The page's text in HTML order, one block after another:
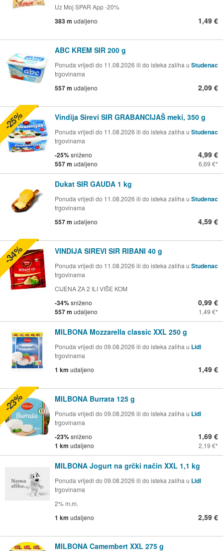
Uz Moj SPAR App -20%
383 m udaljeno 1,49 €
ABC KREM SIR 200 g
Ponuda vrijedi do 11.08.2026 ili do isteka zaliha u Studenac
trgovinama
557 m udaljeno 2,09 €
Vindija Sirevi SIR GRABANCIJAŠ meki, 350 g
Ponuda vrijedi do 11.08.2026 ili do isteka zaliha u Studenac
trgovinama
-25%sniženo
557 m udaljeno
4,99 €
6,69 €
-25%
Dukat SIR GAUDA 1 kg
Ponuda vrijedi do 11.08.2026 ili do isteka zaliha u Studenac
trgovinama
557 m udaljeno 4,59 €
VINDIJA SIREVI SIR RIBANI 40 g
Ponuda vrijedi do 11.08.2026 ili do isteka zaliha u Studenac
trgovinama
CIJENA ZA 2 ILI VIŠE KOM
-34%sniženo
557 m udaljeno
0,99 €
1,49 €
-34%
MILBONA Mozzarella classic XXL 250 g
Ponuda vrijedi do 09.08.2026 ili do isteka zaliha u Lidl
trgovinama
1 km udaljeno 1,49 €
MILBONA Burrata 125 g
Ponuda vrijedi do 09.08.2026 ili do isteka zaliha u Lidl
trgovinama
-23%sniženo
1 km udaljeno
1,69 €
2,19 €
-23%
MILBONA Jogurt na grčki način XXL 1,1 kg
Ponuda vrijedi do 09.08.2026 ili do isteka zaliha u Lidl
trgovinama
2% m.m.
1 km udaljeno 2,59 €
MILBONA Camembert XXL 275 g